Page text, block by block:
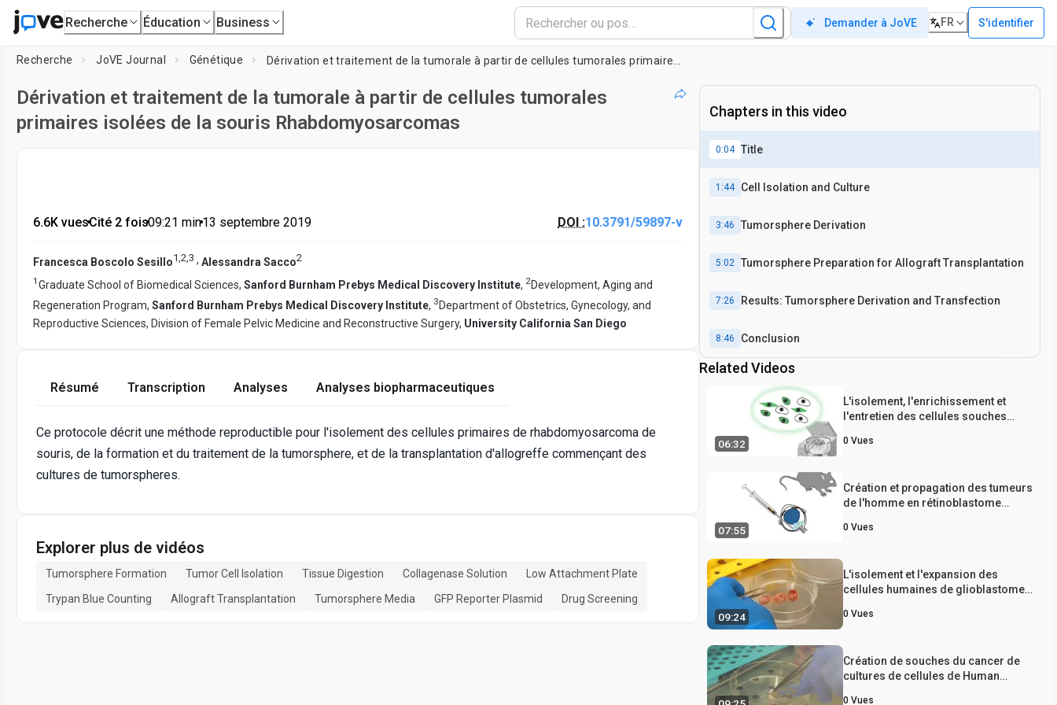
Recherche Éducation Business Demander à JoVE FR S'identifier
Recherche JoVE Journal Génétique
Dérivation et traitement de la tumorale à partir de cellules tumorales
primaires isolées de la souris Rhabdomyosarcomas
6.6K vues•Cité 2 fois•09:21 min•13 septembre 2019 DOI :10.3791/59897-v
Francesca Boscolo Sesillo1,2,3 , Alessandra Sacco2
1 Graduate School of Biomedical Sciences, Sanford Burnham Prebys Medical Discovery Institute, 2Development, Aging and
Regeneration Program, Sanford Burnham Prebys Medical Discovery Institute, 3 Department of Obstetrics, Gynecology, and
Reproductive Sciences, Division of Female Pelvic Medicine and Reconstructive Surgery, University California San Diego
Résumé Transcription Analyses Analyses biopharmaceutiques
Ce protocole décrit une méthode reproductible pour l'isolement des cellules primaires de rhabdomyosarcoma de
souris, de la formation et du traitement de la tumorsphere, et de la transplantation d'allogreffe commençant des
cultures de tumorspheres.
Explorer plus de vidéos
Tumorsphere Formation Tumor Cell Isolation Tissue Digestion Collagenase Solution
Low Attachment Plate
Trypan Blue Counting
Allograft Transplantation Tumorsphere Media GFP Reporter Plasmid Drug Screening
Chapters in this video
0:04 Title
1:44 Cell Isolation and Culture
3:46 Tumorsphere Derivation
5:02 Tumorsphere Preparation for Allograft Transplantation
7:26 Results: Tumorsphere Derivation and Transfection
8:46 Conclusion
Related Videos
06:32
L'isolement, l'enrichissement et
l'entretien des cellules souches
0 Vues
07:55
Création et propagation des tumeurs
de l'homme en rétinoblastome
déficientes
0 Vues
09:24
L'isolement et l'expansion des
cellules humaines de glioblastome
Neurosphère
0 Vues
Création de souches du cancer de
cultures de cellules de Human
0 Vues